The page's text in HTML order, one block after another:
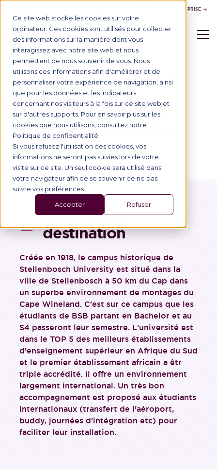
Ce site web stocke les cookies sur votre
ordinateur. Ces cookies sont utilisés pour collecter
des informations sur la manière dont vous
interagissez avec notre site web et nous
permettent de nous souvenir de vous. Nous
utilisons ces informations afin d'améliorer et de
personnaliser votre expérience de navigation, ainsi
que pour les données et les indicateurs
concernant nos visiteurs à la fois sur ce site web et
sur d'autres supports. Pour en savoir plus sur les
cookies que nous utilisons, consultez notre
Politique de confidentialité.
Si vous refusez l'utilisation des cookies, vos
informations ne seront pas suivies lors de votre
visite sur ce site. Un seul cookie sera utilisé dans
votre navigateur afin de se souvenir de ne pas
suivre vos préférences.
Accepter Refuser
ESPACE ENTREPRISE
Tous nos partenaires
NOS UNIVERSITÉS PARTENAIRES
UNIVERSITY OF
STELLENBOSCH
Information
destination
Créée en 1918, le campus historique de
Stellenbosch University est situé dans la
ville de Stellenbosch à 50 km du Cap dans
un superbe environnement de montages du
Cape Wineland. C'est sur ce campus que les
étudiants de BSB partant en Bachelor et au
S4 passeront leur semestre. L'université est
dans le TOP 5 des meilleurs établissements
d'enseignement supérieur en Afrique du Sud
et le premier établissement africain a êtr
triple accrédité. Il offre un environnement
largement international. Un très bon
accompagnement est proposé aux étudiants
internationaux (transfert de l'aéroport,
buddy, journées d'intégration etc) pour
faciliter leur installation.